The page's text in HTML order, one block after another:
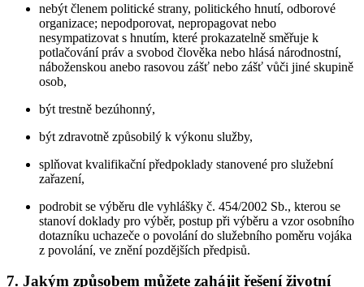
nebýt členem politické strany, politického hnutí, odborové
organizace; nepodporovat, nepropagovat nebo
nesympatizovat s hnutím, které prokazatelně směřuje k
potlačování práv a svobod člověka nebo hlásá národnostní,
náboženskou anebo rasovou zášť nebo zášť vůči jiné skupině
osob,
být trestně bezúhonný,
být zdravotně způsobilý k výkonu služby,
splňovat kvalifikační předpoklady stanovené pro služební
zařazení,
podrobit se výběru dle vyhlášky č. 454/2002 Sb., kterou se
stanoví doklady pro výběr, postup při výběru a vzor osobního
dotazníku uchazeče o povolání do služebního poměru vojáka
z povolání, ve znění pozdějších předpisů.
7. Jakým způsobem můžete zahájit řešení životní